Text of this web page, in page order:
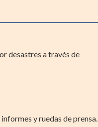
desastres a través de
y ruedas de prensa.